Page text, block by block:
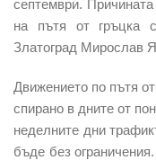
септември.
на пътя от гръцка
Златоград Мирослав
Движението по пътя
спирано в дните от
неделните дни
бъде без